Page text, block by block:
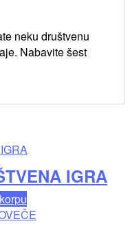
neku društvenu
Nabavite šest
IGRA